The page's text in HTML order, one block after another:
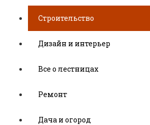
Строительство
Дизайн и интерьер
Все о лестницах
Ремонт
Дача и огород